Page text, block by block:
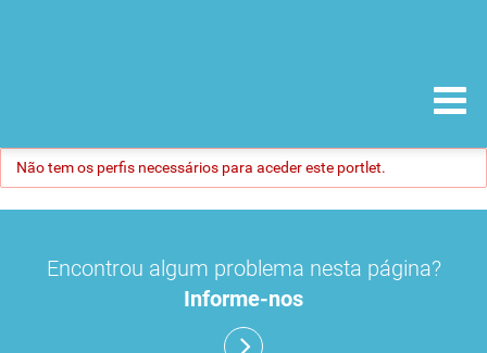
Não tem os perfis necessários para aceder este portlet.
Encontrou algum problema nesta página?
Informe-nos